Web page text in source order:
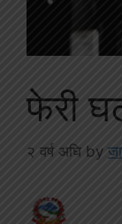
फेरी
२ वर्ष अघि by